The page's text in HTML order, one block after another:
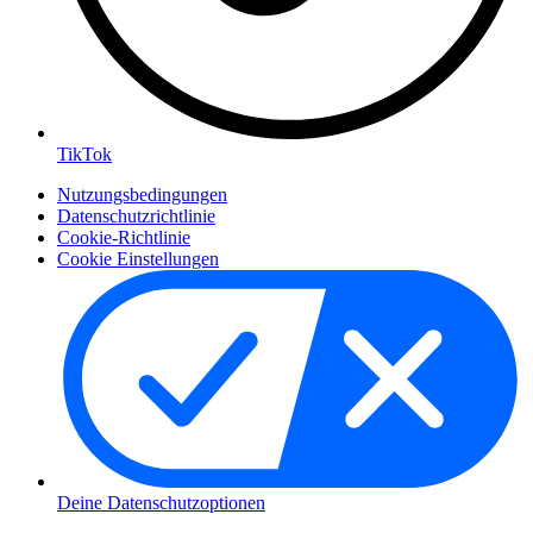
TikTok
Nutzungsbedingungen
Datenschutzrichtlinie
Cookie-Richtlinie
Cookie Einstellungen
Deine Datenschutzoptionen